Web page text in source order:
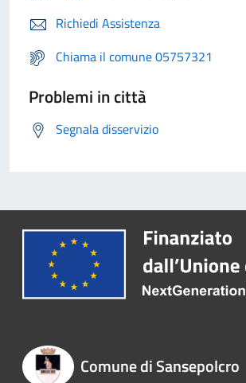
Richiedi Assistenza
Chiama il comune 05757321
Problemi in città
Segnala disservizio
Comune di Sansepolcro